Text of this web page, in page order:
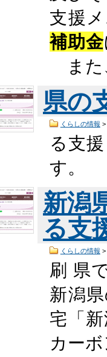
支援
補助金
また
県の
くらしの情報 >
る支
す。
新潟
る支
くらしの情報 >
刷 県
新潟
宅「
カー